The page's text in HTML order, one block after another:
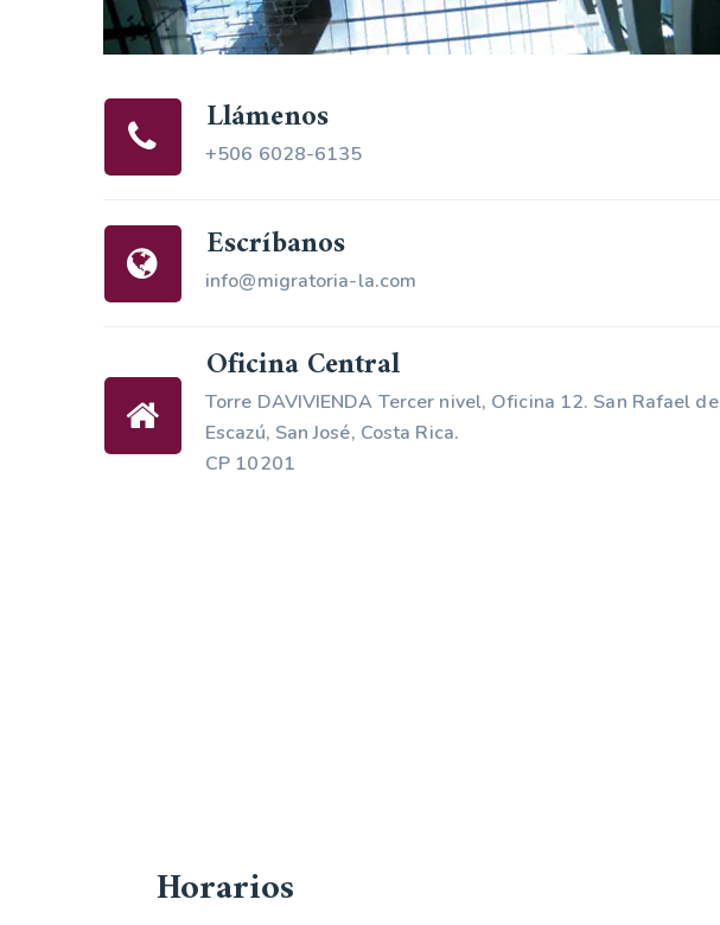
Llámenos
+506 6028-6135
Escríbanos
info@migratoria-la.com
Oficina Central
Torre DAVIVIENDA Tercer nivel, Oficina 12. San Rafael de
Escazú, San José, Costa Rica.
CP 10201
Horarios